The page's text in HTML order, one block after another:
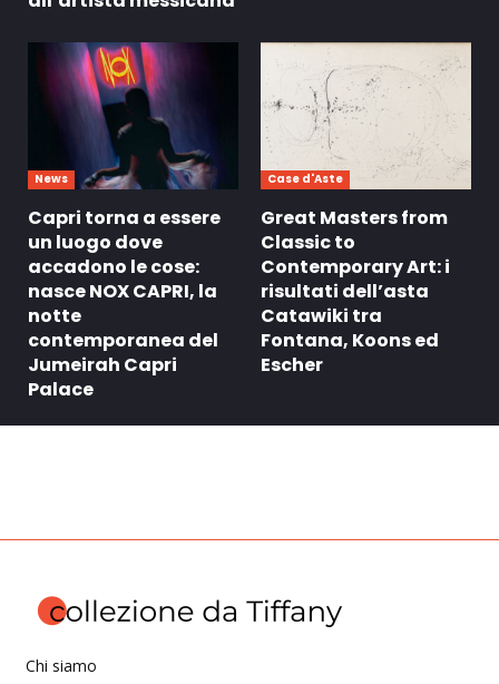
News
Capri torna a essere
un luogo dove
accadono le cose:
nasce NOX CAPRI, la
notte
contemporanea del
Jumeirah Capri
Palace
Case d'Aste
Great Masters from
Classic to
Contemporary Art: i
risultati dell’asta
Catawiki tra
Fontana, Koons ed
Escher
Chi siamo